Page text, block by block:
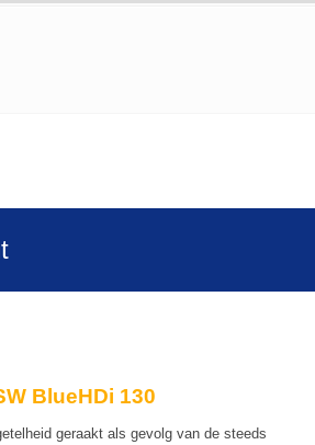
BlueHDi 130
geraakt als gevolg van de steeds